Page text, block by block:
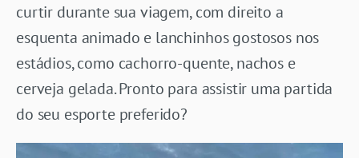
curtir durante sua viagem, com direito a
esquenta animado e lanchinhos gostosos nos
estádios, como cachorro-quente, nachos e
cerveja gelada. Pronto para assistir uma partida
do seu esporte preferido?